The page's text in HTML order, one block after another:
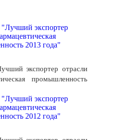
экспортер отрасли
промышленность